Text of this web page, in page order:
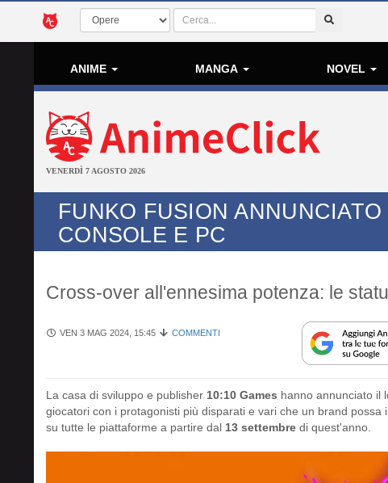
ANIME MANGA NOVEL
VENERDÌ 7 AGOSTO 2026
FUNKO FUSION
CONSOLE E PC
Cross-over all'ennesima potenza: le
VEN 3 MAG 2024, 15:45 COMMENTI
La casa di sviluppo e publisher 10:10 Games hanno annunciato il
giocatori con i protagonisti più disparati e vari che un brand possa
su tutte le piattaforme a partire dal 13 settembre di quest'anno.